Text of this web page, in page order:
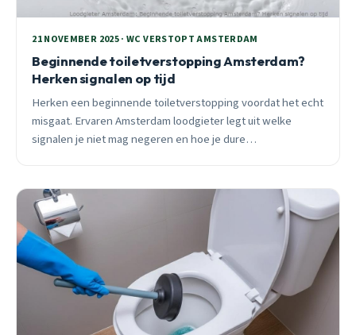
21 NOVEMBER 2025 · WC VERSTOPT AMSTERDAM
Beginnende toiletverstopping Amsterdam?
Herken signalen op tijd
Herken een beginnende toiletverstopping voordat het echt
misgaat. Ervaren Amsterdam loodgieter legt uit welke
signalen je niet mag negeren en hoe je dure